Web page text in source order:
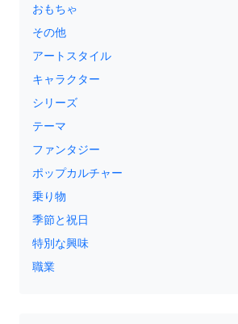
おもちゃ
その他
アートスタイル
キャラクター
シリーズ
テーマ
ファンタジー
ポップカルチャー
乗り物
季節と祝日
特別な興味
職業